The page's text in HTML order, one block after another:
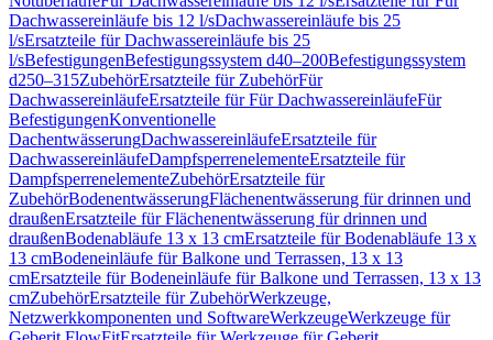
Dachwassereinläufe bis 12 l/sDachwassereinläufe bis 25
l/sErsatzteile für Dachwassereinläufe bis 25
l/sBefestigungenBefestigungssystem d40–200Befestigungssystem
d250–315ZubehörErsatzteile für ZubehörFür
DachwassereinläufeErsatzteile für Für DachwassereinläufeFür
BefestigungenKonventionelle
DachentwässerungDachwassereinläufeErsatzteile für
DachwassereinläufeDampfsperrenelementeErsatzteile für
DampfsperrenelementeZubehörErsatzteile für
ZubehörBodenentwässerungFlächenentwässerung für drinnen und
draußenErsatzteile für Flächenentwässerung für drinnen und
draußenBodenabläufe 13 x 13 cmErsatzteile für Bodenabläufe 13 x
13 cmBodeneinläufe für Balkone und Terrassen, 13 x 13
cmErsatzteile für Bodeneinläufe für Balkone und Terrassen, 13 x 13
cmZubehörErsatzteile für ZubehörWerkzeuge,
Netzwerkkomponenten und SoftwareWerkzeugeWerkzeuge für